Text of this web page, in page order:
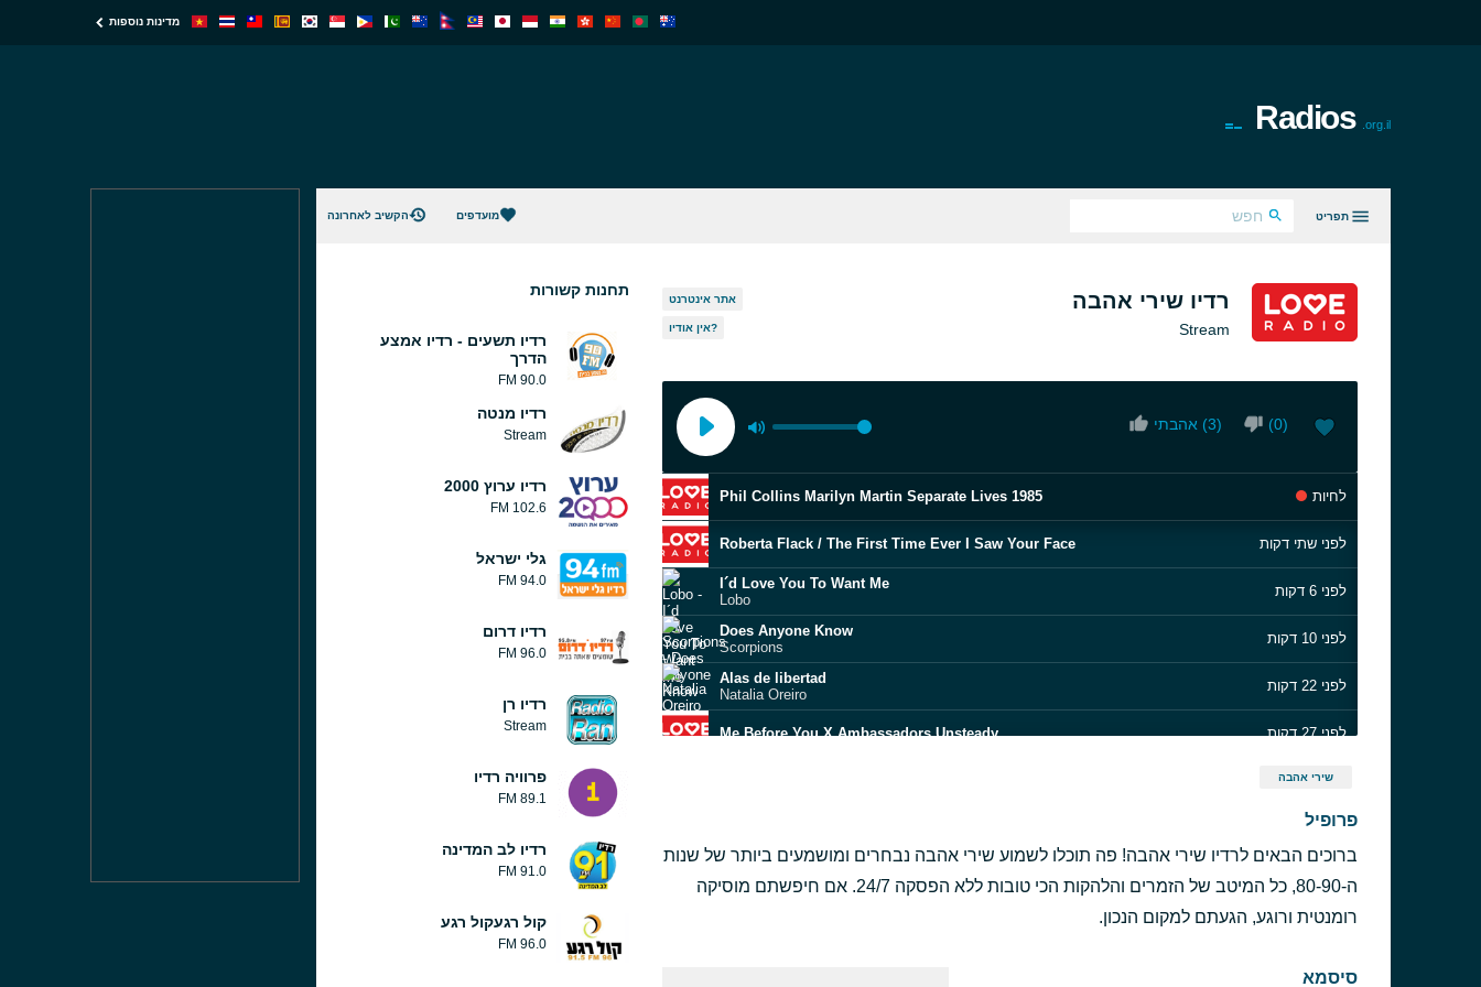
מדינות נוספות
Radios .org.il
תפריט מועדפים הקשיב לאחרונה
רדיו שירי אהבה
Stream
אתר אינטרנט
אין אודיו?
אהבתי (3) (0)
Phil Collins Marilyn Martin Separate Lives 1985 לחיות
Roberta Flack / The First Time Ever I Saw Your Face לפני שתי דקות
I´d Love You To Want Me
Lobo
לפני 6 דקות
Does Anyone Know
Scorpions
לפני 10 דקות
Alas de libertad
Natalia Oreiro
לפני 22 דקות
Me Before You X Ambassadors Unsteady לפני 27 דקות
לפני 31 דקות
לפני 37 דקות
Sunshine Reggae
Laid Back
לפני 42 דקות
לפני 46 דקות
שירי אהבה
פרופיל
ברוכים הבאים לרדיו שירי אהבה! פה תוכלו לשמוע שירי אהבה נבחרים ומושמעים ביותר של שנות
ה-80-90, כל המיטב של הזמרים והלהקות הכי טובות ללא הפסקה 24/7. אם חיפשתם מוסיקה
רומנטית ורוגע, הגעתם למקום הנכון.
סיסמא
תחנות קשורות
רדיו תשעים - רדיו אמצע
הדרך
90.0 FM
רדיו מנטה
Stream
רדיו ערוץ 2000
102.6 FM
גלי ישראל
94.0 FM
רדיו דרום
96.0 FM
רדיו רן
Stream
פרוויה רדיו
89.1 FM
רדיו לב המדינה
91.0 FM
קול רגעקול רגע
96.0 FM